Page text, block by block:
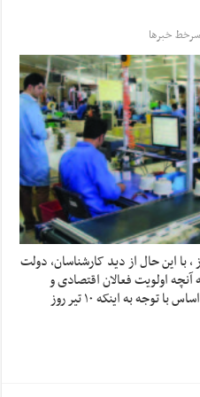
سرخط خبرها
با این حال از دید کارشناسان، دولت
اولویت فعالان اقتصادی و
تولیدکنندگان است، بپردازد. بر همین اساس با توجه به اینکه ۱۰ تیر روز